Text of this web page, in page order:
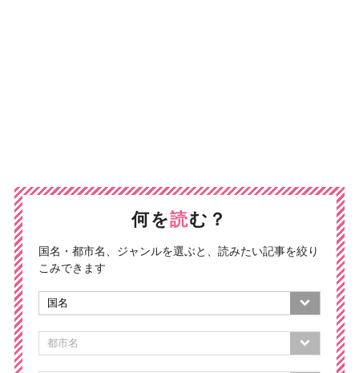
何を読む？
国名・都市名、ジャンルを選ぶと、読みたい記事を絞り
こみできます